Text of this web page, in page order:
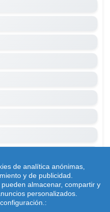
de analítica anónimas,
y de publicidad.
almacenar, compartir y
personalizados.